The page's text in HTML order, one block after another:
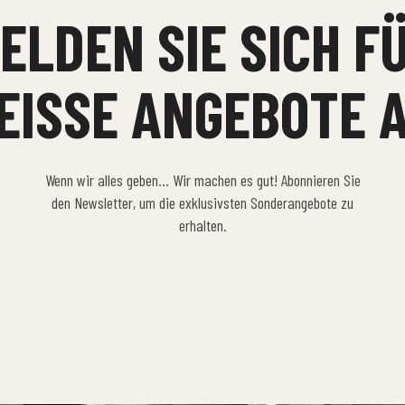
SIE SICH
ANGEBOTE
Wenn wir alles geben… Wir machen es gut! Abonnieren Sie
den Newsletter, um die exklusivsten Sonderangebote zu
erhalten.